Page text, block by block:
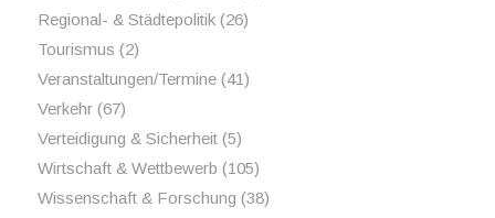
Regional- & Städtepolitik(26)
Tourismus (2)
Veranstaltungen/Termine(41)
Verkehr(67)
Verteidigung & Sicherheit(5)
Wirtschaft & Wettbewerb (105)
Wissenschaft & Forschung (38)